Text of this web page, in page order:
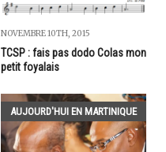
NOVEMBRE 10TH, 2015
TCSP : fais pas dodo Colas mon
petit foyalais
AUJOURD'HUI EN MARTINIQUE